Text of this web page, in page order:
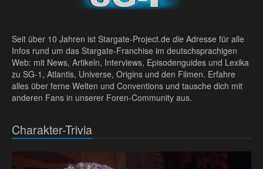
Seit über 10 Jahren ist Stargate-Project.de die Adresse für alle
Infos rund um das Stargate-Franchise im deutschsprachigen
Web: mit News, Artikeln, Interviews, Episodenguides und Lexika
zu SG-1, Atlantis, Universe, Origins und den Filmen. Erfahre
alles über ferne Welten und Conventions und tausche dich mit
anderen Fans in unserer Foren-Community aus.
Charakter-Trivia